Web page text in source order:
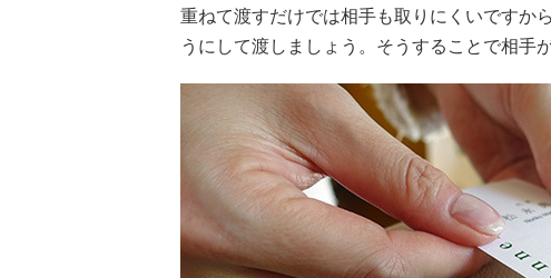
重ねて渡すだけでは相手も取りにくいですか
うにして渡しましょう。そうすることで相手